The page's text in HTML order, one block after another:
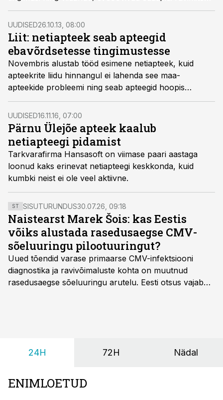
kaugmüügiga tegelema hakata. Ilmselt ollakse
äraootaval seisukohal.
UUDISED26.10.13, 08:00
Liit: netiapteek seab apteegid
ebavõrdsetesse tingimustesse
Novembris alustab tööd esimene netiapteek, kuid
apteekrite liidu hinnangul ei lahenda see maa-
apteekide probleemi ning seab apteegid hoopis
ebavõrdsetesse konkurentsitingimustesse, kirjutas
ERR.
UUDISED16.11.16, 07:00
Pärnu Ülejõe apteek kaalub
netiapteegi pidamist
Tarkvarafirma Hansasoft on viimase paari aastaga
loonud kaks erinevat netiapteegi keskkonda, kuid
kumbki neist ei ole veel aktiivne.
ST SISUTURUNDUS30.07.26, 09:18
Naistearst Marek Šois: kas Eestis
võiks alustada rasedusaegse CMV-
sõeluuringu pilootuuringut?
Uued tõendid varase primaarse CMV-infektsiooni
diagnostika ja ravivõimaluste kohta on muutnud
rasedusaegse sõeluuringu arutelu. Eesti otsus vajab
24H 72H Nädal
ENIMLOETUD